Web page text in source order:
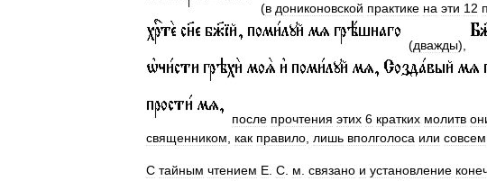
(в дониконовской практике на эти 12
(дважды),
после прочтения этих 6 кратких молитв
священником
как правило лишь вполголоса или совсем
С тайным чтением Е С м связано и установление